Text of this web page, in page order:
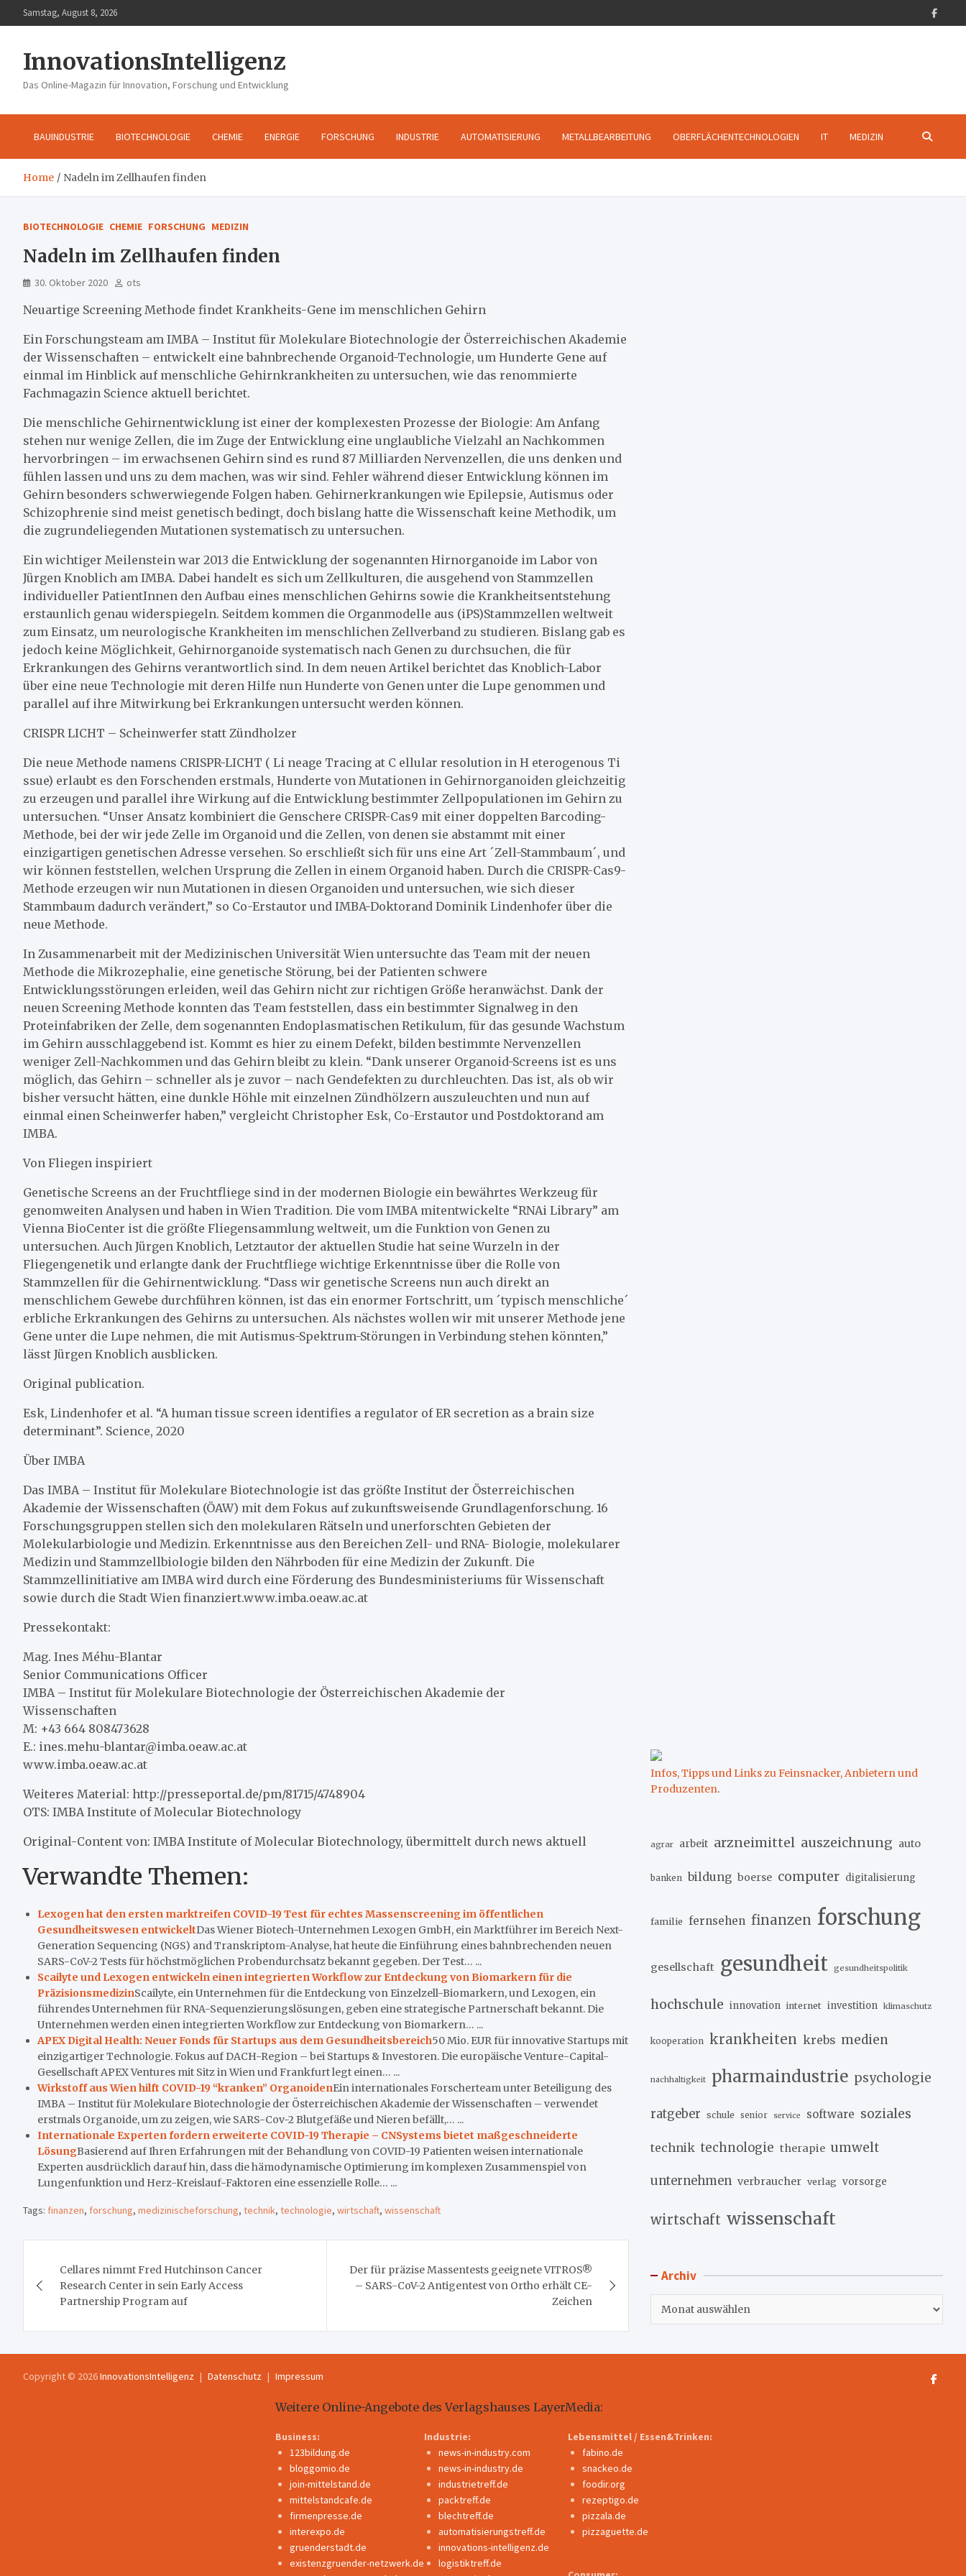
to
Samstag, August 8, 2026
InnovationsIntelligenz
Das Online-Magazin für Innovation, Forschung und Entwicklung
BAUINDUSTRIE BIOTECHNOLOGIE CHEMIE ENERGIE FORSCHUNG INDUSTRIE AUTOMATISIERUNG METALLBEARBEITUNG OBERFLÄCHENTECHNOLOGIEN IT MEDIZIN
Home Nadeln im Zellhaufen finden
BIOTECHNOLOGIE CHEMIE FORSCHUNG MEDIZIN
Nadeln im Zellhaufen finden
30. Oktober 2020 ots
Neuartige Screening Methode findet Krankheits-Gene im menschlichen Gehirn
Ein Forschungsteam am IMBA – Institut für Molekulare Biotechnologie der Österreichischen Akademie
der Wissenschaften – entwickelt eine bahnbrechende Organoid-Technologie, um Hunderte Gene auf
einmal im Hinblick auf menschliche Gehirnkrankheiten zu untersuchen, wie das renommierte
Fachmagazin Science aktuell berichtet.
Die menschliche Gehirnentwicklung ist einer der komplexesten Prozesse der Biologie: Am Anfang
stehen nur wenige Zellen, die im Zuge der Entwicklung eine unglaubliche Vielzahl an Nachkommen
hervorbringen – im erwachsenen Gehirn sind es rund 87 Milliarden Nervenzellen, die uns denken und
fühlen lassen und uns zu dem machen, was wir sind. Fehler während dieser Entwicklung können im
Gehirn besonders schwerwiegende Folgen haben. Gehirnerkrankungen wie Epilepsie, Autismus oder
Schizophrenie sind meist genetisch bedingt, doch bislang hatte die Wissenschaft keine Methodik, um
die zugrundeliegenden Mutationen systematisch zu untersuchen.
Ein wichtiger Meilenstein war 2013 die Entwicklung der sogenannten Hirnorganoide im Labor von
Jürgen Knoblich am IMBA. Dabei handelt es sich um Zellkulturen, die ausgehend von Stammzellen
individueller PatientInnen den Aufbau eines menschlichen Gehirns sowie die Krankheitsentstehung
erstaunlich genau widerspiegeln. Seitdem kommen die Organmodelle aus (iPS)Stammzellen weltweit
zum Einsatz, um neurologische Krankheiten im menschlichen Zellverband zu studieren. Bislang gab es
jedoch keine Möglichkeit, Gehirnorganoide systematisch nach Genen zu durchsuchen, die für
Erkrankungen des Gehirns verantwortlich sind. In dem neuen Artikel berichtet das Knoblich-Labor
über eine neue Technologie mit deren Hilfe nun Hunderte von Genen unter die Lupe genommen und
parallel auf ihre Mitwirkung bei Erkrankungen untersucht werden können.
CRISPR LICHT – Scheinwerfer statt Zündholzer
Die neue Methode namens CRISPR-LICHT ( Li neage Tracing at C ellular resolution in H eterogenous Ti
ssue) erlaubt es den Forschenden erstmals, Hunderte von Mutationen in Gehirnorganoiden gleichzeitig
zu erzeugen und parallel ihre Wirkung auf die Entwicklung bestimmter Zellpopulationen im Gehirn zu
untersuchen. “Unser Ansatz kombiniert die Genschere CRISPR-Cas9 mit einer doppelten Barcoding-
Methode, bei der wir jede Zelle im Organoid und die Zellen, von denen sie abstammt mit einer
einzigartigen genetischen Adresse versehen. So erschließt sich für uns eine Art ´Zell-Stammbaum´, und
wir können feststellen, welchen Ursprung die Zellen in einem Organoid haben. Durch die CRISPR-Cas9-
Methode erzeugen wir nun Mutationen in diesen Organoiden und untersuchen, wie sich dieser
Stammbaum dadurch verändert,” so Co-Erstautor und IMBA-Doktorand Dominik Lindenhofer über die
neue Methode.
In Zusammenarbeit mit der Medizinischen Universität Wien untersuchte das Team mit der neuen
Methode die Mikrozephalie, eine genetische Störung, bei der Patienten schwere
Entwicklungsstörungen erleiden, weil das Gehirn nicht zur richtigen Größe heranwächst. Dank der
neuen Screening Methode konnten das Team feststellen, dass ein bestimmter Signalweg in den
Proteinfabriken der Zelle, dem sogenannten Endoplasmatischen Retikulum, für das gesunde Wachstum
im Gehirn ausschlaggebend ist. Kommt es hier zu einem Defekt, bilden bestimmte Nervenzellen
weniger Zell-Nachkommen und das Gehirn bleibt zu klein. “Dank unserer Organoid-Screens ist es uns
möglich, das Gehirn – schneller als je zuvor – nach Gendefekten zu durchleuchten. Das ist, als ob wir
bisher versucht hätten, eine dunkle Höhle mit einzelnen Zündhölzern auszuleuchten und nun auf
einmal einen Scheinwerfer haben,” vergleicht Christopher Esk, Co-Erstautor und Postdoktorand am
IMBA.
Von Fliegen inspiriert
Genetische Screens an der Fruchtfliege sind in der modernen Biologie ein bewährtes Werkzeug für
genomweiten Analysen und haben in Wien Tradition. Die vom IMBA mitentwickelte “RNAi Library” am
Vienna BioCenter ist die größte Fliegensammlung weltweit, um die Funktion von Genen zu
untersuchen. Auch Jürgen Knoblich, Letztautor der aktuellen Studie hat seine Wurzeln in der
Fliegengenetik und erlangte dank der Fruchtfliege wichtige Erkenntnisse über die Rolle von
Stammzellen für die Gehirnentwicklung. “Dass wir genetische Screens nun auch direkt an
menschlichem Gewebe durchführen können, ist das ein enormer Fortschritt, um ´typisch menschliche´
erbliche Erkrankungen des Gehirns zu untersuchen. Als nächstes wollen wir mit unserer Methode jene
Gene unter die Lupe nehmen, die mit Autismus-Spektrum-Störungen in Verbindung stehen könnten,”
lässt Jürgen Knoblich ausblicken.
Original publication.
Esk, Lindenhofer et al. “A human tissue screen identifies a regulator of ER secretion as a brain size
determinant”. Science, 2020
Über IMBA
Das IMBA – Institut für Molekulare Biotechnologie ist das größte Institut der Österreichischen
Akademie der Wissenschaften (ÖAW) mit dem Fokus auf zukunftsweisende Grundlagenforschung. 16
Forschungsgruppen stellen sich den molekularen Rätseln und unerforschten Gebieten der
Molekularbiologie und Medizin. Erkenntnisse aus den Bereichen Zell- und RNA- Biologie, molekularer
Medizin und Stammzellbiologie bilden den Nährboden für eine Medizin der Zukunft. Die
Stammzellinitiative am IMBA wird durch eine Förderung des Bundesministeriums für Wissenschaft
sowie durch die Stadt Wien finanziert.www.imba.oeaw.ac.at
Pressekontakt:
Mag. Ines Méhu-Blantar
Senior Communications Officer
IMBA – Institut für Molekulare Biotechnologie der Österreichischen Akademie der
Wissenschaften
M: +43 664 808473628
E.: ines.mehu-blantar@imba.oeaw.ac.at
www.imba.oeaw.ac.at
Weiteres Material: http://presseportal.de/pm/81715/4748904
OTS: IMBA Institute of Molecular Biotechnology
Original-Content von: IMBA Institute of Molecular Biotechnology, übermittelt durch news aktuell
Verwandte Themen:
Lexogen hat den ersten marktreifen COVID-19 Test für echtes Massenscreening im öffentlichen
Gesundheitswesen entwickeltDas Wiener Biotech-Unternehmen Lexogen GmbH, ein Marktführer im Bereich Next-
Generation Sequencing (NGS) and Transkriptom-Analyse, hat heute die Einführung eines bahnbrechenden neuen
SARS-CoV-2 Tests für höchstmöglichen Probendurchsatz bekannt gegeben. Der Test… ...
Scailyte und Lexogen entwickeln einen integrierten Workflow zur Entdeckung von Biomarkern für die
PräzisionsmedizinScailyte, ein Unternehmen für die Entdeckung von Einzelzell-Biomarkern, und Lexogen, ein
führendes Unternehmen für RNA-Sequenzierungslösungen, geben eine strategische Partnerschaft bekannt. Die
Unternehmen werden einen integrierten Workflow zur Entdeckung von Biomarkern… ...
APEX Digital Health: Neuer Fonds für Startups aus dem Gesundheitsbereich50 Mio. EUR für innovative Startups mit
einzigartiger Technologie. Fokus auf DACH-Region – bei Startups & Investoren. Die europäische Venture-Capital-
Gesellschaft APEX Ventures mit Sitz in Wien und Frankfurt legt einen… ...
Wirkstoff aus Wien hilft COVID-19 “kranken” OrganoidenEin internationales Forscherteam unter Beteiligung des
IMBA – Institut für Molekulare Biotechnologie der Österreichischen Akademie der Wissenschaften – verwendet
erstmals Organoide, um zu zeigen, wie SARS-Cov-2 Blutgefäße und Nieren befällt,… ...
Internationale Experten fordern erweiterte COVID-19 Therapie – CNSystems bietet maßgeschneiderte
LösungBasierend auf Ihren Erfahrungen mit der Behandlung von COVID-19 Patienten weisen internationale
Experten ausdrücklich darauf hin, dass die hämodynamische Optimierung im komplexen Zusammenspiel von
Lungenfunktion und Herz-Kreislauf-Faktoren eine essenzielle Rolle… ...
Tags: finanzen, forschung, medizinischeforschung, technik, technologie, wirtschaft, wissenschaft
Cellares nimmt Fred Hutchinson Cancer
Research Center in sein Early Access
Partnership Program auf
Der für präzise Massentests geeignete VITROS®
– SARS-CoV-2 Antigentest von Ortho erhält CE-
Zeichen
Infos, Tipps und Links zu Feinsnacker, Anbietern und
Produzenten.
agrar arbeit arzneimittel auszeichnung auto
banken bildung boerse computer digitalisierung
familie fernsehen finanzen forschung
gesellschaft gesundheit gesundheitspolitik
hochschule innovation internet investition klimaschutz
kooperation krankheiten krebs medien
nachhaltigkeit pharmaindustrie psychologie
ratgeber schule senior service software soziales
technik technologie therapie umwelt
unternehmen verbraucher verlag vorsorge
wirtschaft wissenschaft
Archiv
Copyright © 2026InnovationsIntelligenz Datenschutz Impressum
Weitere Online-Angebote des Verlagshauses LayerMedia:
Business:
123bildung.de
bloggomio.de
join-mittelstand.de
mittelstandcafe.de
firmenpresse.de
interexpo.de
gruenderstadt.de
existenzgruender-netzwerk.de
Industrie:
news-in-industry.com
news-in-industry.de
industrietreff.de
packtreff.de
blechtreff.de
automatisierungstreff.de
innovations-intelligenz.de
logistiktreff.de
Lebensmittel / Essen&Trinken:
fabino.de
snackeo.de
foodir.org
rezeptigo.de
pizzala.de
pizzaguette.de